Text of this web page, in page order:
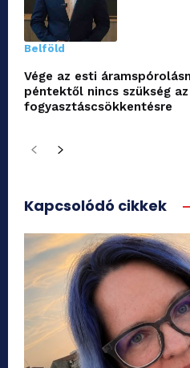
Belföld
Vége az esti
péntektől nincs szükség
fogyasztáscsökkentésre
Kapcsolódó cikkek